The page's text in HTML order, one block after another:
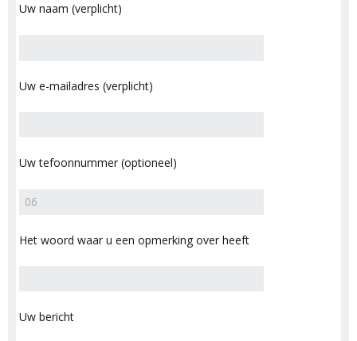
Uw naam (verplicht)
Uw e-mailadres (verplicht)
Uw tefoonnummer (optioneel)
Het woord waar u een opmerking over heeft
Uw bericht